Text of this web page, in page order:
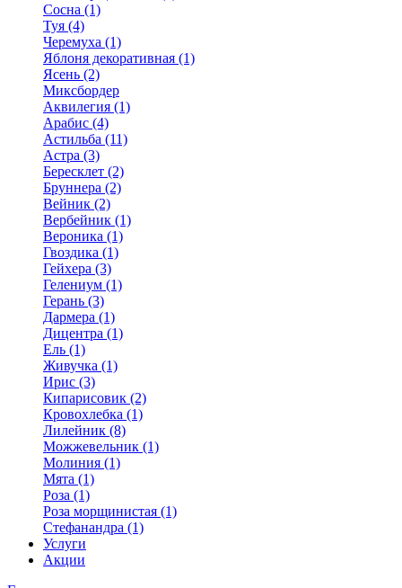
Сосна (1)
Туя (4)
Черемуха (1)
Яблоня декоративная (1)
Ясень (2)
Миксбордер
Аквилегия (1)
Арабис (4)
Астильба (11)
Астра (3)
Бересклет (2)
Бруннера (2)
Вейник (2)
Вербейник (1)
Вероника (1)
Гвоздика (1)
Гейхера (3)
Гелениум (1)
Герань (3)
Дармера (1)
Дицентра (1)
Ель (1)
Живучка (1)
Ирис (3)
Кипарисовик (2)
Кровохлебка (1)
Лилейник (8)
Можжевельник (1)
Молиния (1)
Мята (1)
Роза (1)
Роза морщинистая (1)
Стефанандра (1)
Услуги
Акции